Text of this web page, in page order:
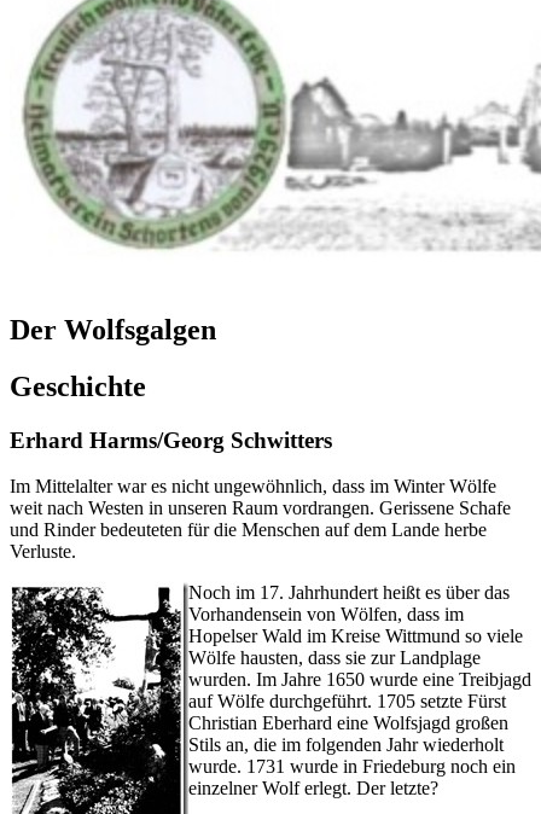
Der Wolfsgalgen
Geschichte
Erhard Harms/Georg Schwitters
Im Mittelalter war es nicht ungewöhnlich, dass im Winter Wölfe
weit nach Westen in unseren Raum vordrangen. Gerissene Schafe
und Rinder bedeuteten für die Menschen auf dem Lande herbe
Verluste.
Noch im 17. Jahrhundert heißt es über das
Vorhandensein von Wölfen, dass im
Hopelser Wald im Kreise Wittmund so viele
Wölfe hausten, dass sie zur Landplage
wurden. Im Jahre 1650 wurde eine Treibjagd
auf Wölfe durchgeführt. 1705 setzte Fürst
Christian Eberhard eine Wolfsjagd großen
Stils an, die im folgenden Jahr wiederholt
wurde. 1731 wurde in Friedeburg noch ein
einzelner Wolf erlegt. Der letzte?